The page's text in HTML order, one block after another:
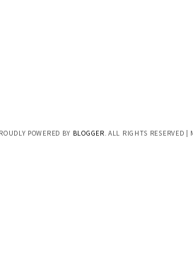
POWERED BY BLOGGER. ALL RIGHTS RESERVED |